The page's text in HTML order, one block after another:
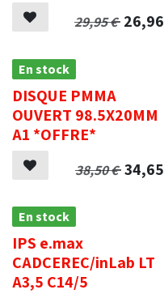
29,95€ 26,96
En stock
DISQUE PMMA
OUVERT 98.5X20MM
A1 *OFFRE*
38,50€ 34,65
En stock
IPS e.max
CADCEREC/inLab LT
A3,5 C14/5